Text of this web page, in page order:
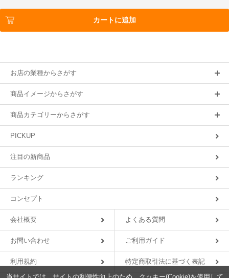
カートに追加
お店の業種からさがす
商品イメージからさがす
商品カテゴリーからさがす
PICKUP
注目の新商品
ランキング
コンセプト
会社概要 よくある質問
お問い合わせ ご利用ガイド
利用規約
特定商取引法に基づく表記